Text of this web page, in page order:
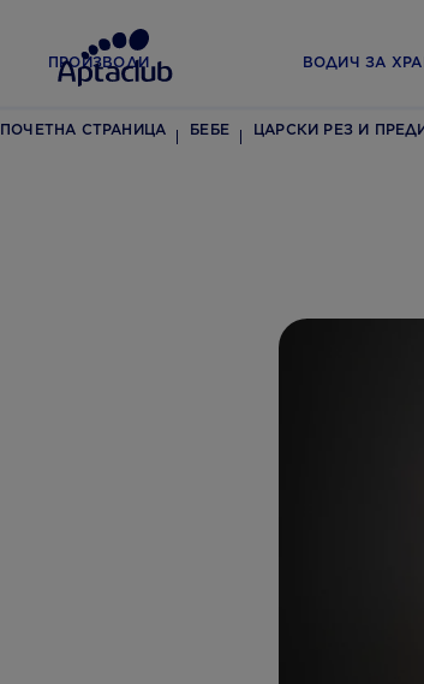
ПРОИЗВОДИ ВОДИЧ ЗА
ПОЧЕТНА СТРАНИЦА БЕБЕ ЦАРСКИ РЕЗ И